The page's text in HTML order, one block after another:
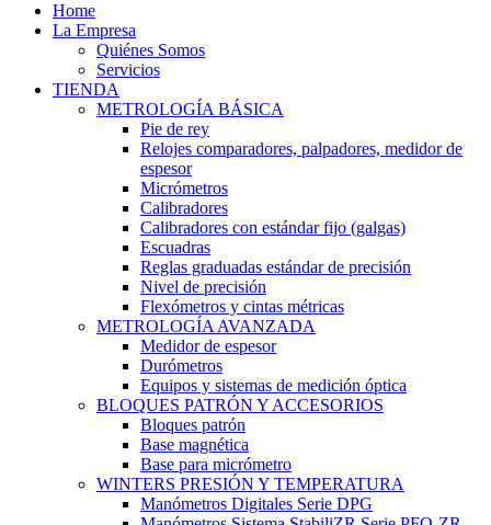
Home
La Empresa
Quiénes Somos
Servicios
TIENDA
METROLOGÍA BÁSICA
Pie de rey
Relojes comparadores, palpadores, medidor de
espesor
Micrómetros
Calibradores
Calibradores con estándar fijo (galgas)
Escuadras
Reglas graduadas estándar de precisión
Nivel de precisión
Flexómetros y cintas métricas
METROLOGÍA AVANZADA
Medidor de espesor
Durómetros
Equipos y sistemas de medición óptica
BLOQUES PATRÓN Y ACCESORIOS
Bloques patrón
Base magnética
Base para micrómetro
WINTERS PRESIÓN Y TEMPERATURA
Manómetros Digitales Serie DPG